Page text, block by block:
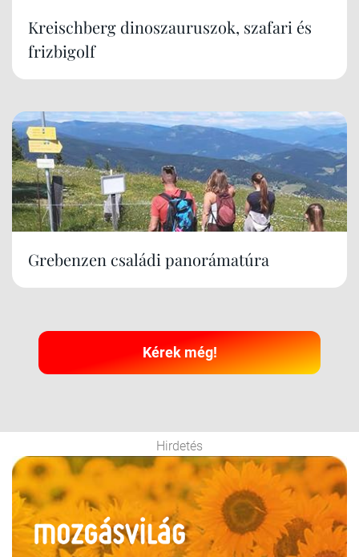
Kreischberg dinoszauruszok, szafari és
frizbigolf
Grebenzen családi panorámatúra
Kérek még!
Hirdetés